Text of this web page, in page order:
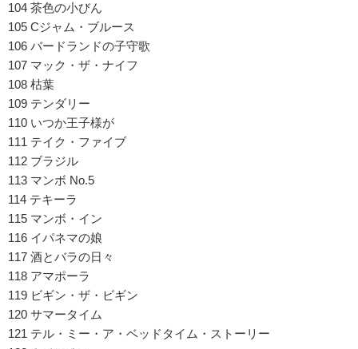
104 茶色の小びん
105 Cジャム・ブルース
106 バードランドの子守歌
107 マック・ザ・ナイフ
108 枯葉
109 テンダリー
110 いつか王子様が
111 テイク・ファイブ
112 ブラジル
113 マンボ No.5
114 テキーラ
115 マンボ・イン
116 イパネマの娘
117 酒とバラの日々
118 アマポーラ
119 ビギン・ザ・ビギン
120 サマータイム
121 テル・ミー・ア・ベッドタイム・ストーリー